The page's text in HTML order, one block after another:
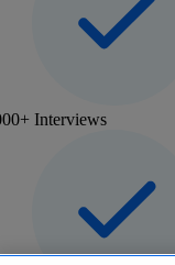
Interviews